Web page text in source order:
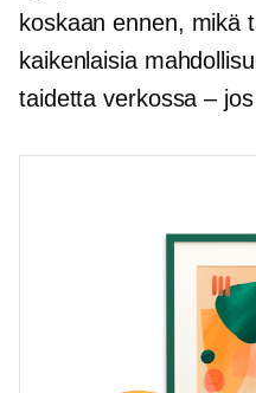
koskaan ennen, mikä
kaikenlaisia
taidetta verkossa –